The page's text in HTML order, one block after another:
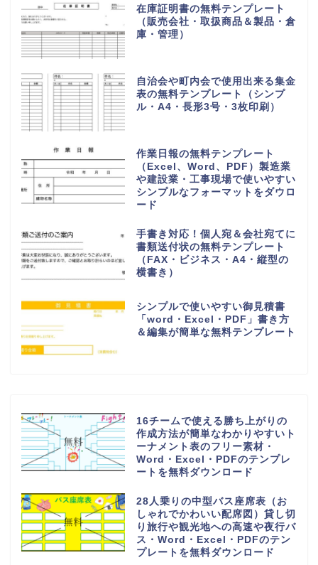
在庫証明書の無料テンプレート
（販売会社・取扱商品＆製品・倉
庫・管理）
自治会や町内会で使用出来る集金
表の無料テンプレート（シンプ
ル・A4・長形3号・3枚印刷）
作業日報の無料テンプレート
（Excel、Word、PDF）製造業
や建設業・工事現場で使いやすい
シンプルなフォーマットをダウロ
ード
手書き対応！個人宛＆会社宛てに
書類送付状の無料テンプレート
（FAX・ビジネス・A4・縦型の
横書き）
シンプルで使いやすい御見積書
「word・Excel・PDF」書き方
＆編集が簡単な無料テンプレート
16チームで使える勝ち上がりの
作成方法が簡単なわかりやすいト
ーナメント表のフリー素材・
Word・Excel・PDFのテンプレ
ートを無料ダウンロード
28人乗りの中型バス座席表（お
しゃれでかわいい配席図）貸し切
り旅行や観光地への高速や夜行バ
ス・Word・Excel・PDFのテン
プレートを無料ダウンロード